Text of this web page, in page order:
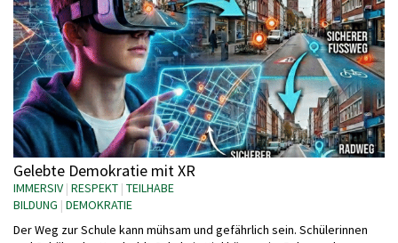
Gelebte Demokratie mit XR
IMMERSIV | RESPEKT | TEILHABE
BILDUNG | DEMOKRATIE
Der Weg zur Schule kann mühsam und gefährlich sein. Schülerinnen